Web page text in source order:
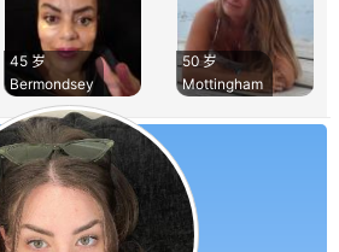
45 岁
Bermondsey
50 岁
Mottingham